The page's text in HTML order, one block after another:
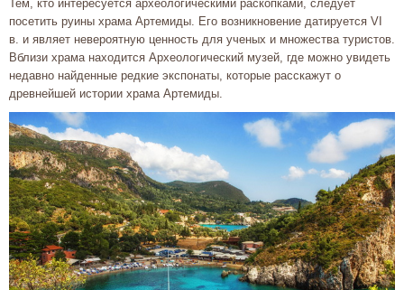
Тем, кто интересуется археологическими раскопками, следует
посетить руины храма Артемиды. Его возникновение датируется VI
в. и являет невероятную ценность для ученых и множества туристов.
Вблизи храма находится Археологический музей, где можно увидеть
недавно найденные редкие экспонаты, которые расскажут о
древнейшей истории храма Артемиды.